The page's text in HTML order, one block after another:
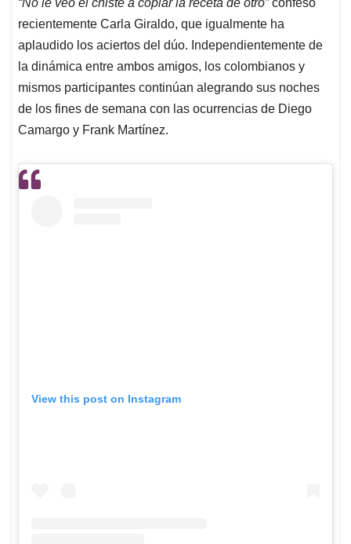
recientemente Carla Giraldo, que igualmente ha
aplaudido los aciertos del dúo. Independientemente de
la dinámica entre ambos amigos, los colombianos y
mismos participantes continúan alegrando sus noches
de los fines de semana con las ocurrencias de Diego
Camargo y Frank Martínez.
View this post on Instagram